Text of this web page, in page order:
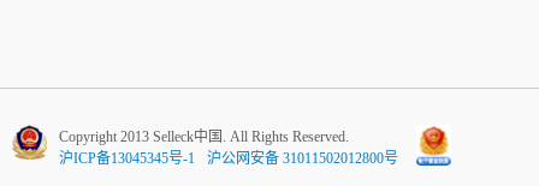
Copyright 2013 Selleck中国. All Rights Reserved.
沪ICP备13045345号-1
沪公网安备 31011502012800号